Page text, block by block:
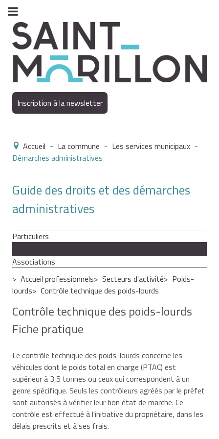
Inscription à la newsletter
Accueil - La commune - Les services municipaux -
Démarches administratives
Guide des droits et des démarches
administratives
Particuliers
Associations
Accueil professionnels
Secteurs d'activité
Poids-
lourds
Contrôle technique des poids-lourds
Contrôle technique des poids-lourds
Fiche pratique
Le contrôle technique des poids-lourds concerne les
véhicules dont le poids total en charge (PTAC) est
supérieur à 3,5 tonnes ou ceux qui correspondent à un
genre spécifique. Seuls les contrôleurs agréés par le préfet
sont autorisés à vérifier leur bon état de marche. Ce
contrôle est effectué à l'initiative du propriétaire, dans les
délais prescrits et à ses frais.